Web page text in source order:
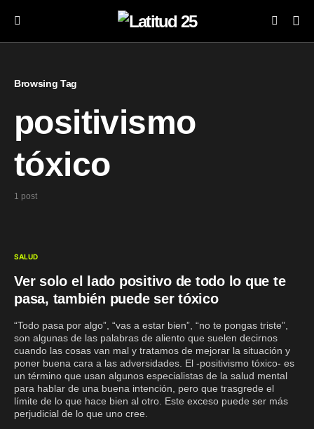
Browsing Tag
positivismo
tóxico
1 post
SALUD
Ver solo el lado positivo de todo lo que te
pasa, también puede ser tóxico
“Todo pasa por algo”, “vas a estar bien”, “no te pongas triste”,
son algunas de las palabras de aliento que suelen decirnos
cuando las cosas van mal y tratamos de mejorar la situación y
poner buena cara a las adversidades. El -positivismo tóxico- es
un término que usan algunos especialistas de la salud mental
para hablar de una buena intención, pero que trasgrede el
límite de lo que hace bien al otro. Este exceso puede ser más
perjudicial de lo que uno cree.